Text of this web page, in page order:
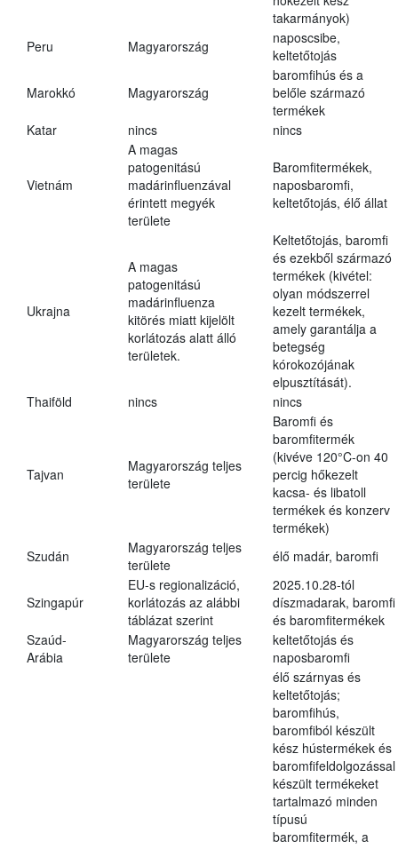
takarmányok)
Peru
Magyarország
naposcsibe,
keltetőtojás
Marokkó Magyarország
baromfihús és a
belőle származó
termékek
Katar
nincs nincs
Vietnám
A magas
patogenitású
madárinfluenzával
érintett megyék
területe
Baromfitermékek,
naposbaromfi,
keltetőtojás, élő állat
Ukrajna
A magas
patogenitású
madárinfluenza
kitörés miatt kijelölt
korlátozás alatt álló
területek.
Keltetőtojás, baromfi
és ezekből származó
termékek (kivétel:
olyan módszerrel
kezelt termékek,
amely garantálja a
betegség
kórokozójának
elpusztítását).
Thaiföld
nincs nincs
Tajvan
Magyarország teljes
területe
Baromfi és
baromfitermék
(kivéve 120°C-on 40
percig hőkezelt
kacsa- és libatoll
termékek és konzerv
termékek)
Szudán
Magyarország teljes
területe
élő madár, baromfi
Szingapúr
EU-s regionalizáció,
korlátozás az alábbi
táblázat szerint
2025.10.28-tól
díszmadarak, baromfi
és baromfitermékek
Szaúd-
Arábia
Magyarország teljes
területe
keltetőtojás és
naposbaromfi
élő szárnyas és
keltetőtojás;
baromfihús,
baromfiból készült
kész hústermékek és
baromfifeldolgozással
készült termékeket
tartalmazó minden
típusú
baromfitermék, a